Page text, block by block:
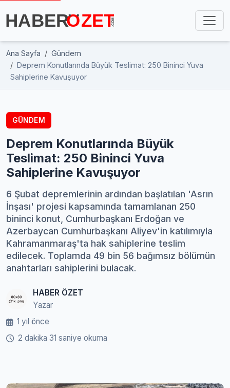
Ana Sayfa
Gündem
Deprem Konutlarında Büyük Teslimat: 250 Bininci Yuva
Sahiplerine Kavuşuyor
GÜNDEM
Deprem Konutlarında Büyük
Teslimat: 250 Bininci Yuva
Sahiplerine Kavuşuyor
6 Şubat depremlerinin ardından başlatılan 'Asrın
İnşası' projesi kapsamında tamamlanan 250
bininci konut, Cumhurbaşkanı Erdoğan ve
Azerbaycan Cumhurbaşkanı Aliyev'in katılımıyla
Kahramanmaraş'ta hak sahiplerine teslim
edilecek. Toplamda 49 bin 56 bağımsız bölümün
anahtarları sahiplerini bulacak.
HABER ÖZET
Yazar
1 yıl önce
2 dakika 31 saniye okuma